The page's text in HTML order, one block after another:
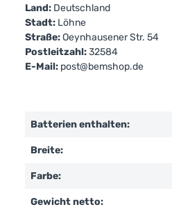
Land: Deutschland
Stadt: Löhne
Straße:Oeynhausener Str. 54
Postleitzahl:32584
E-Mail: post@bemshop.de
Batterien enthalten:
Breite:
Farbe:
Gewicht netto: